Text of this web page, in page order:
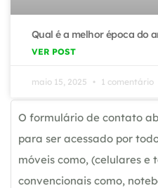
Qual é a melhor época do
VER POST
maio 15, 2025 1 comentário
O formulário de contato
para ser acessado por
móveis como, (celulares e
convencionais como,